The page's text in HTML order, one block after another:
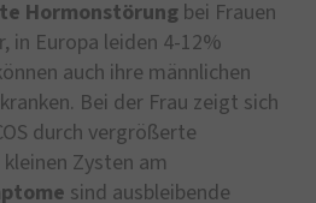
Hormonstörung bei Frauen
in Europa leiden 4-12%
auch ihre männlichen
Bei der Frau zeigt sich
durch vergrößerte
Zysten am
sind ausbleibende